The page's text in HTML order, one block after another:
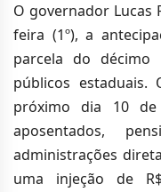
O governador Lucas
feira (1º), a
parcela do décimo
públicos estaduais.
próximo dia 10 de
aposentados,
administrações
uma injeção de